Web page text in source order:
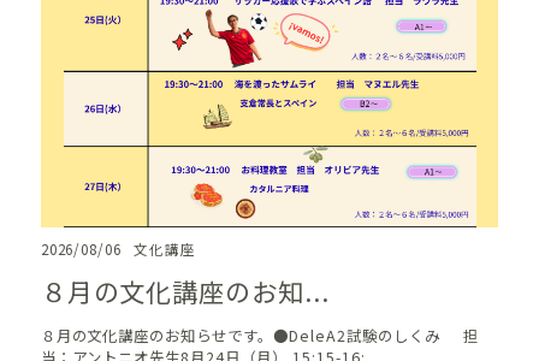
2026/08/06 文化講座
８月の文化講座のお知...
８月の文化講座のお知らせです。●DeleA2試験のしくみ 担